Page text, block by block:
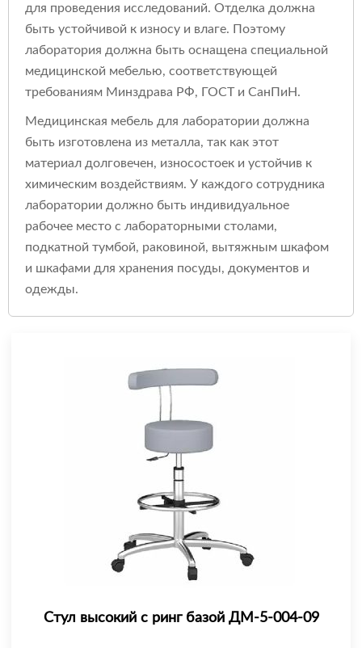
для проведения исследований. Отделка должна
быть устойчивой к износу и влаге. Поэтому
лаборатория должна быть оснащена специальной
медицинской мебелью, соответствующей
требованиям Минздрава РФ, ГОСТ и СанПиН.
Медицинская мебель для лаборатории должна
быть изготовлена из металла, так как этот
материал долговечен, износостоек и устойчив к
химическим воздействиям. У каждого сотрудника
лаборатории должно быть индивидуальное
рабочее место с лабораторными столами,
подкатной тумбой, раковиной, вытяжным шкафом
и шкафами для хранения посуды, документов и
одежды.
Стул высокий с ринг базой ДМ-5-004-09